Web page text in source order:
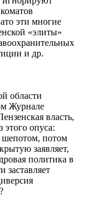
эти многие
«элиты»
и др.
области
Журнале
власть,
опуса:
шепотом, потом
заявляет,
политика в
заставляет